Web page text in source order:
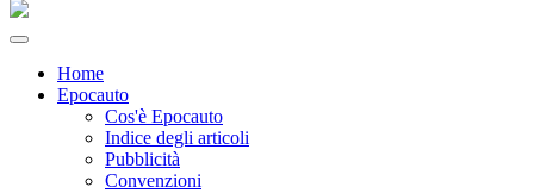
Home
Epocauto
Cos'è Epocauto
Indice degli articoli
Pubblicità
Convenzioni